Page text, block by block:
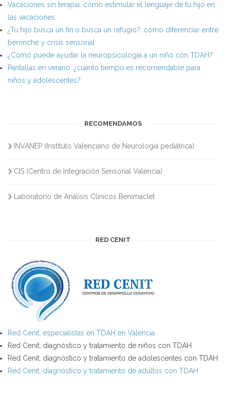
Vacaciones sin terapia: cómo estimular el lenguaje de tu hijo en
las vacaciones
¿Tu hijo busca un fin o busca un refugio?: cómo diferenciar entre
berrinche y crisis sensorial
¿Cómo puede ayudar la neuropsicología a un niño con TDAH?
Pantallas en verano: ¿cuánto tiempo es recomendable para
niños y adolescentes?
RECOMENDAMOS
INVANEP (Instituto Valenciano de Neurología pediátrica)
CIS (Centro de Integración Sensorial Valencia)
Laboratorio de Análisis Clínicos Benimaclet
RED CENIT
Red Cenit, especialistas en TDAH en Valencia
Red Cenit, diagnóstico y tratamiento de niños con TDAH
Red Cenit, diagnóstico y tratamiento de adolescentes con TDAH
Red Cenit, diagnóstico y tratamiento de adultos con TDAH